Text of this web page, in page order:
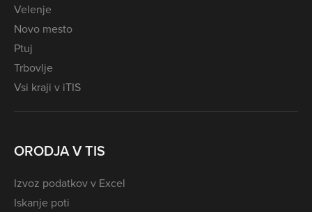
Velenje
Novo mesto
Ptuj
Trbovlje
Vsi kraji v iTIS
ORODJA V TIS
Izvoz podatkov v Excel
Iskanje poti